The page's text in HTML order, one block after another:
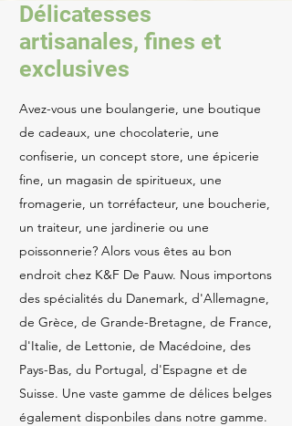
Délicatesses
artisanales, fines et
exclusives
Avez-vous une boulangerie, une boutique
de cadeaux, une chocolaterie, une
confiserie, un concept store, une épicerie
fine, un magasin de spiritueux, une
fromagerie, un torréfacteur, une boucherie,
un traiteur, une jardinerie ou une
poissonnerie? Alors vous êtes au bon
endroit chez K&F De Pauw. Nous importons
des spécialités du Danemark, d'Allemagne,
de Grèce, de Grande-Bretagne, de France,
d'Italie, de Lettonie, de Macédoine, des
Pays-Bas, du Portugal, d'Espagne et de
Suisse. Une vaste gamme de délices belges
également disponbiles dans notre gamme.